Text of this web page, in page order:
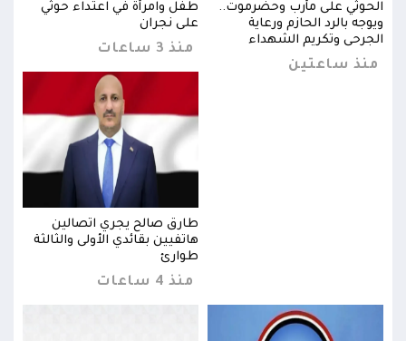
الحوثي على مأرب وحضرموت..
ويوجه بالرد الحازم ورعاية
الجرحى وتكريم الشهداء
منذ ساعتين
طفل وامرأة في اعتداء حوثي
على نجران
منذ 3 ساعات
طارق صالح يجري اتصالين
هاتفيين بقائدي الأولى والثالثة
طوارئ
منذ 4 ساعات